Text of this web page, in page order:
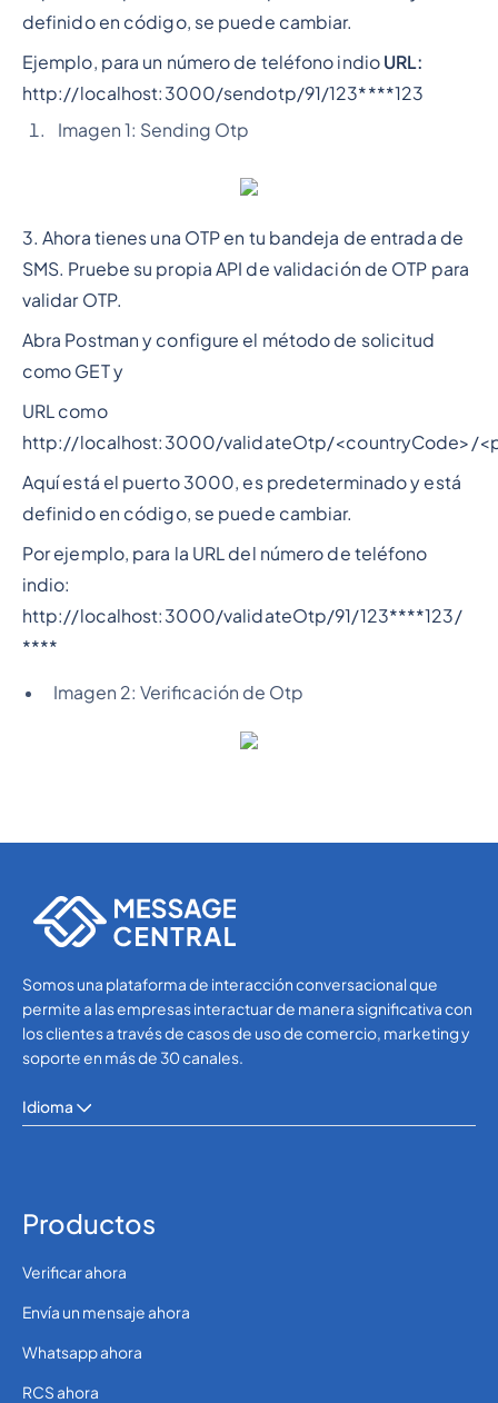
definido en código, se puede cambiar.
Ejemplo, para un número de teléfono indio URL:
http://localhost:3000/sendotp/91/123****123
Imagen 1: Sending Otp
3. Ahora tienes una OTP en tu bandeja de entrada de
SMS. Pruebe su propia API de validación de OTP para
validar OTP.
Abra Postman y configure el método de solicitud
como GET y
URL como
http://localhost:3000/validateOtp/<countryCode>/
Aquí está el puerto 3000, es predeterminado y está
definido en código, se puede cambiar.
Por ejemplo, para la URL del número de teléfono
indio:
http://localhost:3000/validateOtp/91/123****123/
****
Imagen 2: Verificación de Otp
Somos una plataforma de interacción conversacional que
permite a las empresas interactuar de manera significativa con
los clientes a través de casos de uso de comercio, marketing y
soporte en más de 30 canales.
Idioma
Productos
Verificar ahora
Envía un mensaje ahora
Whatsapp ahora
RCS ahora